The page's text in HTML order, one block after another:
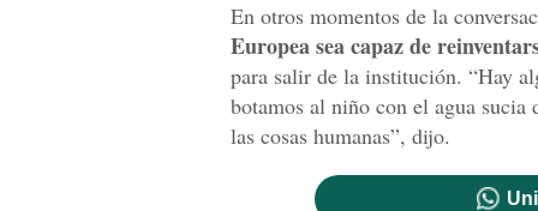
En otros momentos de la
Europea sea capaz de
para salir de la institución. “Hay
botamos al niño con el agua sucia
las cosas humanas”, dijo.